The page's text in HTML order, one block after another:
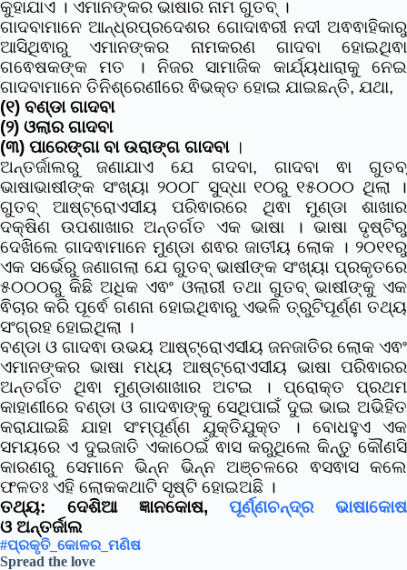
କୁହାଯାଏ । ଏମାନଙ୍କର ଭାଷାର ନାମ ଗୁତବ୍ ।
ଗାଦବାମାନେ ଆନ୍ଧ୍ରପ୍ରଦେଶର ଗୋଦାଵରୀ ନଦୀ ଅଵଵାହିକାରୁ
ଆସିଥିଵାରୁ ଏମାନଙ୍କର ନାମକରଣ ଗାଦବା ହୋଇଥିଵା
ଗଵେଷକଙ୍କ ମତ । ନିଜର ସାମାଜିକ କାର୍ଯ୍ୟଧାରାକୁ ନେଇ
ଗାଦବାମାନେ ତିନିଶ୍ରେଣୀରେ ଵିଭକ୍ତ ହୋଇ ଯାଇଛନ୍ତି, ଯଥା,
(୧) ବଣ୍ଡା ଗାଦବା
(୨) ଓଲାର ଗାଦବା
(୩) ପାରେଙ୍ଗା ବା ଉରାଙ୍ଗ ଗାଦବା।
ଅନ୍ତର୍ଜାଲରୁ ଜଣାଯାଏ ଯେ ଗଦବା, ଗାଦବା ଵା ଗୁତବ୍
ଭାଷାଭାଷୀଙ୍କ ସଂଖ୍ୟା ୨୦୦୮ ସୁଦ୍ଧା ୧୦ରୁ ୧୫୦୦୦ ଥିଲା ।
ଗୁତବ୍ ଆଷ୍ଟ୍ରୋଏସୀୟ ପରିଵାରରେ ଥିଵା ମୁଣ୍ଡା ଶାଖାର
ଦକ୍ଷିଣ ଉପଶାଖାର ଅନ୍ତର୍ଗତ ଏକ ଭାଷା । ଭାଷା ଦୃଷ୍ଟିରୁ
ଦେଖିଲେ ଗାଦଵାମାନେ ମୁଣ୍ଡା ଶଵର ଜାତୀୟ ଲୋକ । ୨୦୧୧ରୁ
ଏକ ସର୍ଭେରୁ ଜଣାଗଲା ଯେ ଗୁତବ୍ ଭାଷୀଙ୍କ ସଂଖ୍ୟା ପ୍ରକୃତରେ
୫୦୦୦ରୁ କିଛି ଅଧିକ ଏଵଂ ଓଲାରୀ ତଥା ଗୁତବ୍ ଭାଷୀଙ୍କୁ ଏକ
ଵିଚାର କରି ପୂର୍ଵେ ଗଣନା ହୋଇଥିଵାରୁ ଏଭଳି ତ୍ରୁଟିପୂର୍ଣ୍ଣ ତଥ୍ୟ
ସଂଗ୍ରହ ହୋଇଥିଲା ।
ବଣ୍ଡା ଓ ଗାଦଵା ଉଭୟ ଆଷ୍ଟ୍ରୋଏସୀୟ ଜନଜାତିର ଲୋକ ଏଵଂ
ଏମାନଙ୍କର ଭାଷା ମଧ୍ୟ ଆଷ୍ଟ୍ରୋଏସୀୟ ଭାଷା ପରିଵାରର
ଅନ୍ତର୍ଗତ ଥିଵା ମୁଣ୍ଡାଶାଖାର ଅଟଇ । ପ୍ରୋକ୍ତ ପ୍ରଥମ
କାହାଣୀରେ ବଣ୍ଡା ଓ ଗାଦଵାଙ୍କୁ ସେଥିପାଇଁ ଦୁଇ ଭାଇ ଅଭିହିତ
କରାଯାଇଛି ଯାହା ସଂମ୍ପୂର୍ଣ୍ଣ ଯୁକ୍ତିଯୁକ୍ତ ।‌ ବୋଧହୁଏ ଏକ
ସମୟରେ ଏ ଦୁଇଜାତି ଏକାଠେଇଁ ଵାସ କରୁଥିଲେ କିନ୍ତୁ କୌଣସି
କାରଣରୁ ସେମାନେ ଭିନ୍ନ ଭିନ୍ନ ଅଞ୍ଚଳରେ ଵସଵାସ କଲେ
ଫଳତଃ ଏହି ଲୋକକଥାଟି ସୃଷ୍ଟି ହୋଇଅଛି ।
ତଥ୍ୟ: ଦେଶିଆ ଜ୍ଞାନକୋଷ,ପୂର୍ଣ୍ଣଚନ୍ଦ୍ର ଭାଷାକୋଷ
ଓ ଅନ୍ତର୍ଜାଲ
#ପ୍ରକୃତି_କୋଳର_ମଣିଷ
Spread the love